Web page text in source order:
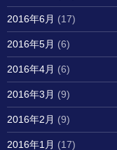
2016年6月 (17)
2016年5月 (6)
2016年4月 (6)
2016年3月 (9)
2016年2月 (9)
2016年1月 (17)